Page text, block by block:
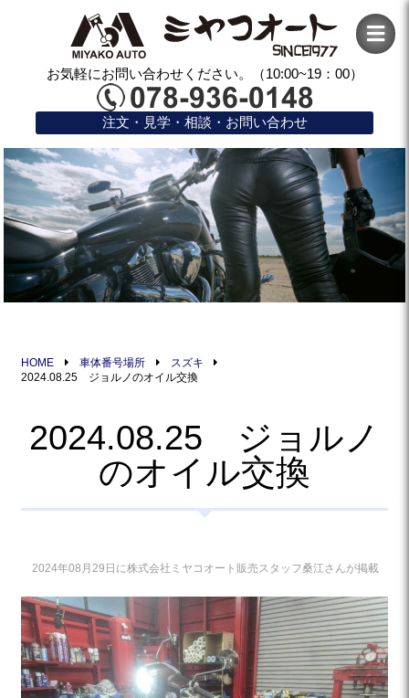
お気軽にお問い合わせください。（10:00~19：00）
注文・見学・相談・お問い合わせ
HOME 車体番号場所
スズキ
2024.08.25 ジョルノのオイル交換
2024.08.25 ジョルノ
のオイル交換
2024年08月29日に株式会社ミヤコオート販売スタッフ桑江さんが掲載